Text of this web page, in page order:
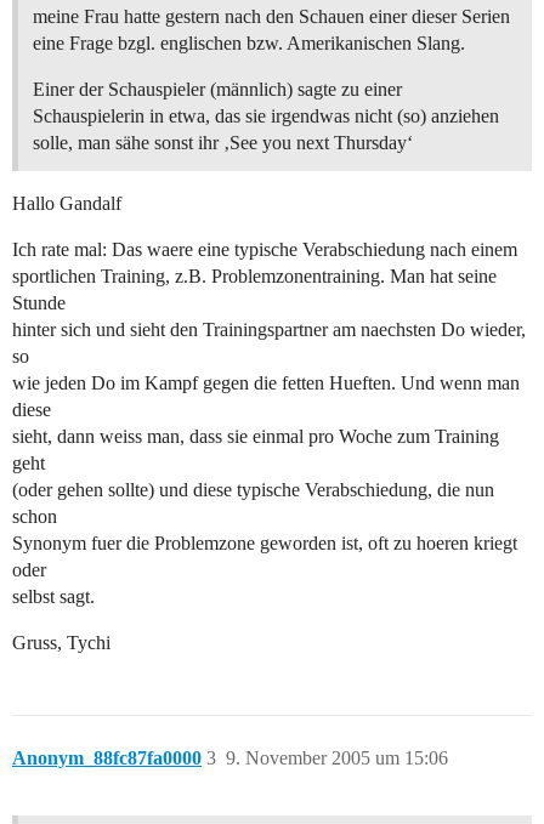
meine Frau hatte gestern nach den Schauen einer dieser Serien
eine Frage bzgl. englischen bzw. Amerikanischen Slang.
Einer der Schauspieler (männlich) sagte zu einer
Schauspielerin in etwa, das sie irgendwas nicht (so) anziehen
solle, man sähe sonst ihr ‚See you next Thursday‘
Hallo Gandalf
Ich rate mal: Das waere eine typische Verabschiedung nach einem
sportlichen Training, z.B. Problemzonentraining. Man hat seine
Stunde
hinter sich und sieht den Trainingspartner am naechsten Do wieder,
so
wie jeden Do im Kampf gegen die fetten Hueften. Und wenn man
diese
sieht, dann weiss man, dass sie einmal pro Woche zum Training
geht
(oder gehen sollte) und diese typische Verabschiedung, die nun
schon
Synonym fuer die Problemzone geworden ist, oft zu hoeren kriegt
oder
selbst sagt.
Gruss, Tychi
Anonym_88fc87fa0000 9. November 2005 um 15:06
3